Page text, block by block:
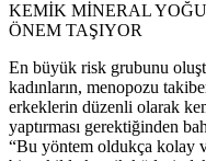
KEMİK MİNERAL
ÖNEM TAŞIYOR
En büyük risk grubunu
kadınların, menopozu
erkeklerin düzenli olarak
yaptırması gerektiğinden
“Bu yöntem oldukça kolay